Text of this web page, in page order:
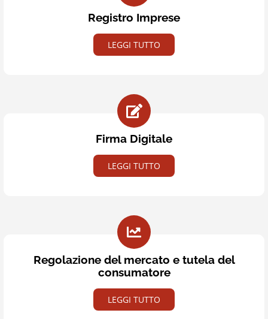
Registro Imprese
LEGGI TUTTO
Firma Digitale
LEGGI TUTTO
Regolazione del mercato e tutela del
consumatore
LEGGI TUTTO